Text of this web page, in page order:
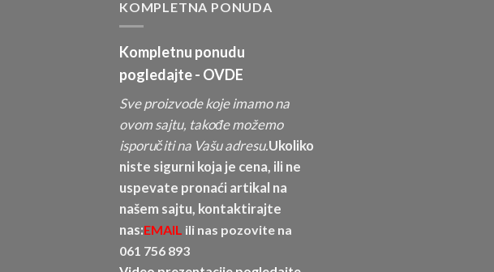
KOMPLETNA PONUDA
Kompletnu ponudu
pogledajte - OVDE
Sve proizvode koje imamo na
ovom sajtu, takođe možemo
isporučiti na Vašu adresu.Ukoliko
niste sigurni koja je cena, ili ne
uspevate pronaći artikal na
našem sajtu, kontaktirajte
nas:EMAIL ili nas pozovite na
061 756 893